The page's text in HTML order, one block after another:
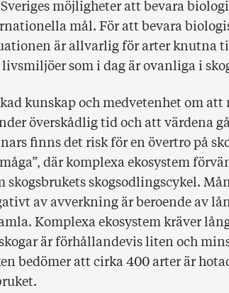
möjligheter att bevara
mål. För att bevara
är allvarlig för arter knutna
livsmiljöer som i dag är ovanliga i
kunskap och medvetenhet om
överskådlig tid och att värdena
finns det risk för en övertro på
där komplexa ekosystem
skogsbrukets skogsodlingscykel.
av avverkning är beroende av
Komplexa ekosystem kräver
är förhållandevis liten och
bedömer att cirka 400 arter är